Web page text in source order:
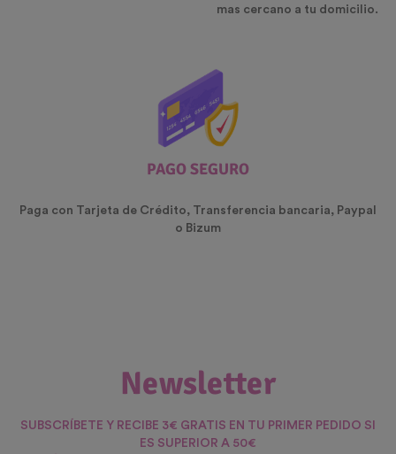
mas cercano a tu domicilio.
PAGO SEGURO
Paga con Tarjeta de Crédito, Transferencia bancaria, Paypal
o Bizum
Newsletter
SUBSCRÍBETE Y RECIBE 3€ GRATIS EN TU PRIMER PEDIDO SI
ES SUPERIOR A 50€